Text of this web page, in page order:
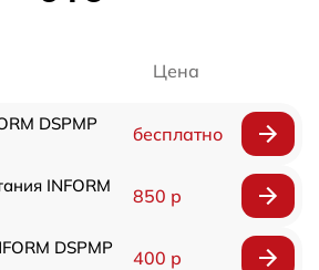
Цена
DSPMP
бесплатно
INFORM
850 р
DSPMP
400 р